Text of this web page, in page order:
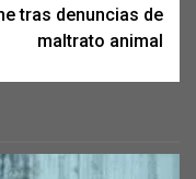
tras denuncias de
maltrato animal